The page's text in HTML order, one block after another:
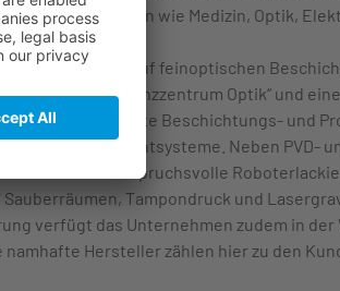
Branchen wie Medizin, Optik,
liegt auf feinoptischen
dem „Kompetenzzentrum Optik“ und
Wohlrab modernste Beschichtungs- und
Dünnschichtsysteme. Neben PVD-
Wohlrab anspruchsvolle
Tampondruck und
verfügt das Unternehmen zudem in der
Hersteller zählen hier zu den